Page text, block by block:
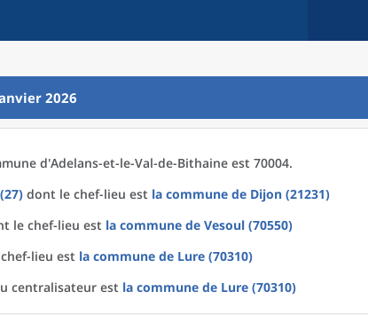
2026
d'Adelans-et-le-Val-de-Bithaine est 70004.
dont le chef-lieu est la commune de Dijon (21231)
le chef-lieu est la commune de Vesoul (70550)
lieu est la commune de Lure (70310)
centralisateur est la commune de Lure (70310)